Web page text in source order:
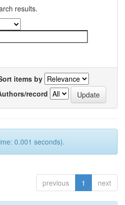
results.
items by
record
0.001 seconds).
previous 1 next